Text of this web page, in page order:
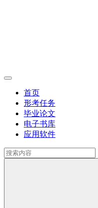
首页
形考任务
毕业论文
电子书库
应用软件